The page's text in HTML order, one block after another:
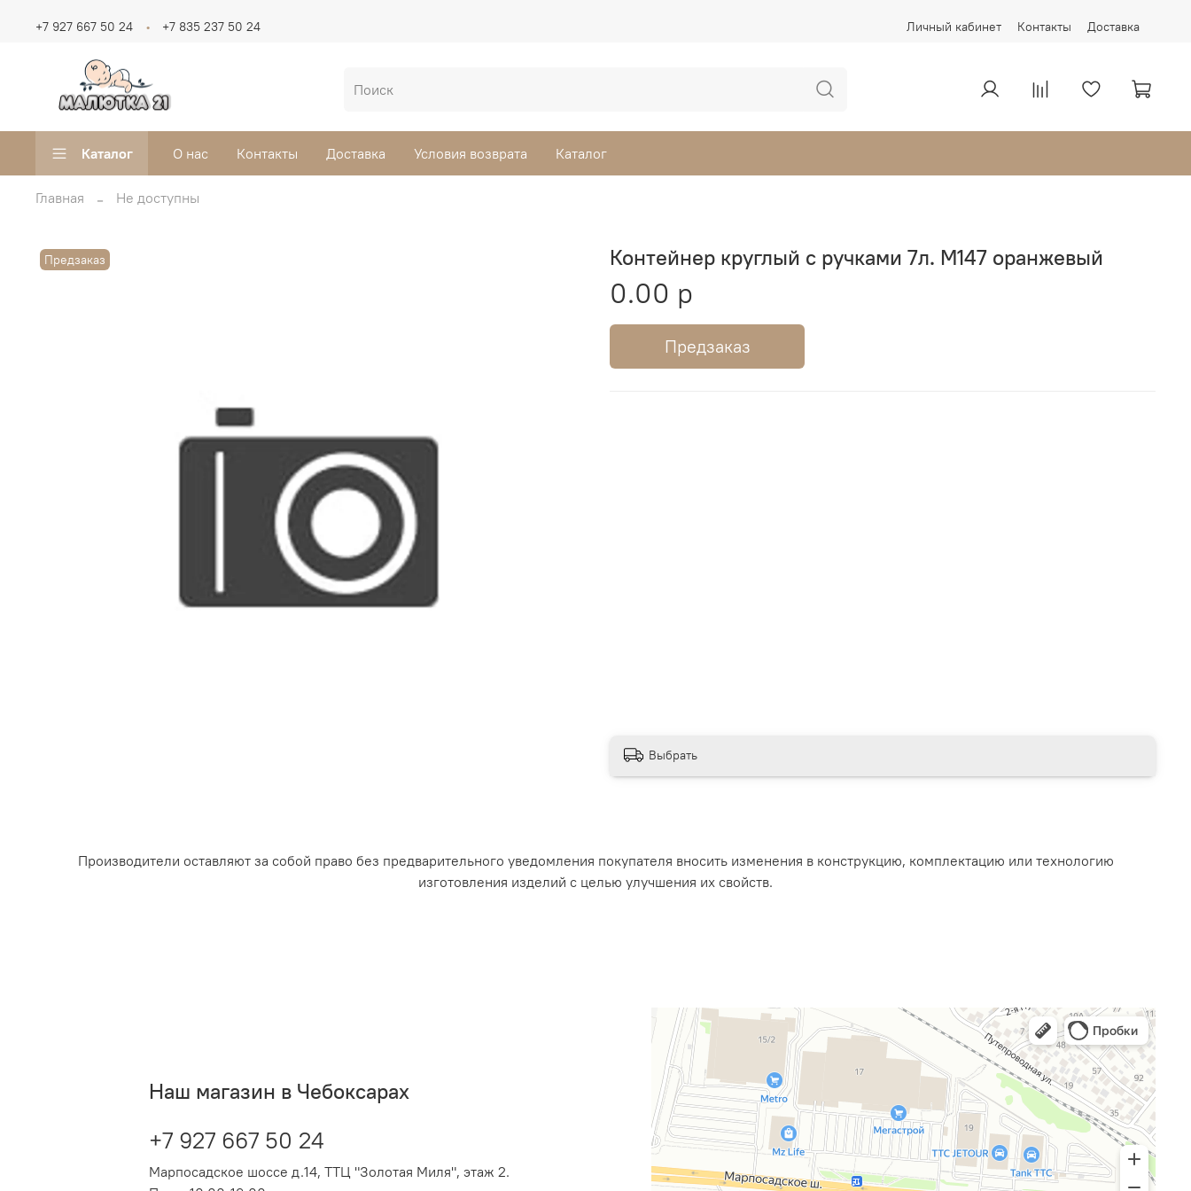
Личный кабинет Контакты Доставка
+7 927 667 50 24 +7 835 237 50 24
Каталог О нас Контакты Доставка Условия возврата Каталог
Главная Не доступны
Предзаказ Контейнер круглый с ручками 7л. М147 оранжевый
0.00 р
Предзаказ
Выбрать
Производители оставляют за собой право без предварительного уведомления покупателя вносить изменения в конструкцию, комплектацию или технологию
изготовления изделий с целью улучшения их свойств.
Наш магазин в Чебоксарах
+7 927 667 50 24
Марпосадское шоссе д.14, ТТЦ "Золотая Миля", этаж 2.